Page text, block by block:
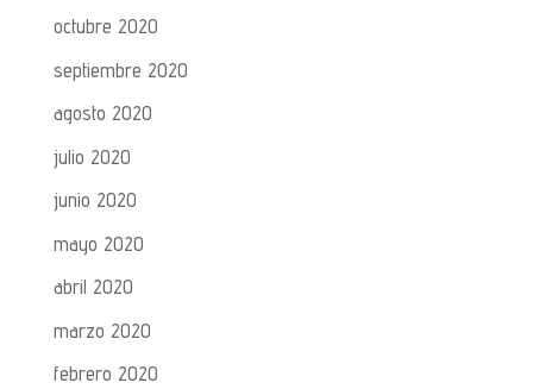
octubre 2020
septiembre 2020
agosto 2020
julio 2020
junio 2020
mayo 2020
abril 2020
marzo 2020
febrero 2020